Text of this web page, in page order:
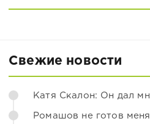
Свежие новости
Катя Скалон: Он дал
Ромашов не готов